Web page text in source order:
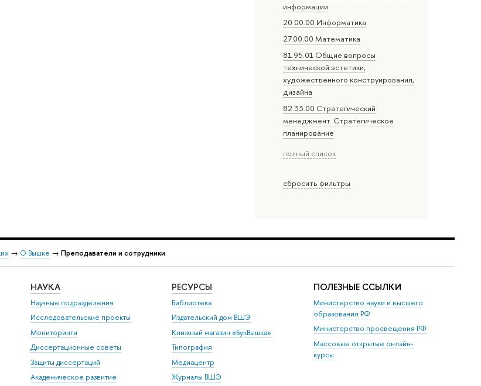
информации
20.00.00 Информатика
27.00.00 Математика
81.95.01 Общие вопросы
технической эстетики,
художественного конструирования,
дизайна
82.33.00 Стратегический
менеджмент. Стратегическое
планирование
полный список
сбросить фильтры
→ О Вышке → Преподаватели и сотрудники
НАУКА
Научные подразделения
Исследовательские проекты
Мониторинги
Диссертационные советы
Защиты диссертаций
Академическое развитие
РЕСУРСЫ
Библиотека
Издательский дом ВШЭ
Книжный магазин «БукВышка»
Типография
Медиацентр
Журналы ВШЭ
ПОЛЕЗНЫЕ ССЫЛКИ
Министерство науки и высшего
образования РФ
Министерство просвещения РФ
Массовые открытые онлайн-
курсы